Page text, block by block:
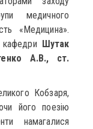
медичного
«Медицина».
кафедри Шутак
А.В., ст.
Кобзаря,
його поезію
намагалися